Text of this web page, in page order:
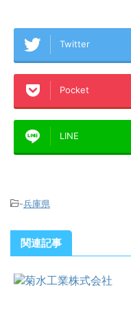
Twitter
Pocket
LINE
-兵庫県
関連記事